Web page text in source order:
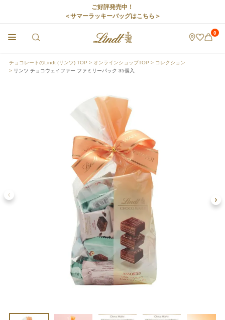
ご好評発売中！
＜サマーラッキーバッグはこちら＞
0
チョコレートのLindt (リンツ) TOP オンラインショップTOP
コレクション
リンツ チョコウェイファー ファミリーパック 35個入